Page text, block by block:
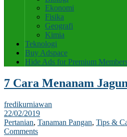
Ekonomi
Fisika
Geografi
Kimia
Teknologi
Buy Adspace
Hide Ads for Premium
7 Cara Menanam
fredikurniawan
22/02/2019
Pertanian, Tanaman Pangan, Tips &
Comments